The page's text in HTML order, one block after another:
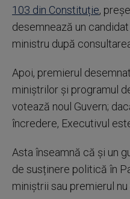
103 din Constituție,
desemnează un
ministru după
Apoi, premierul
miniștrilor și programul
votează noul Guvern;
încredere, Executivul
Asta înseamnă că și un
de susținere politică în
miniștrii sau premierul